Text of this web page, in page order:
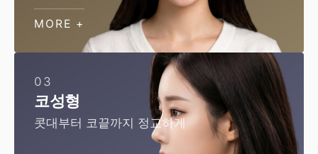
MORE +
03
코성형
콧대부터 코끝까지 정교하게